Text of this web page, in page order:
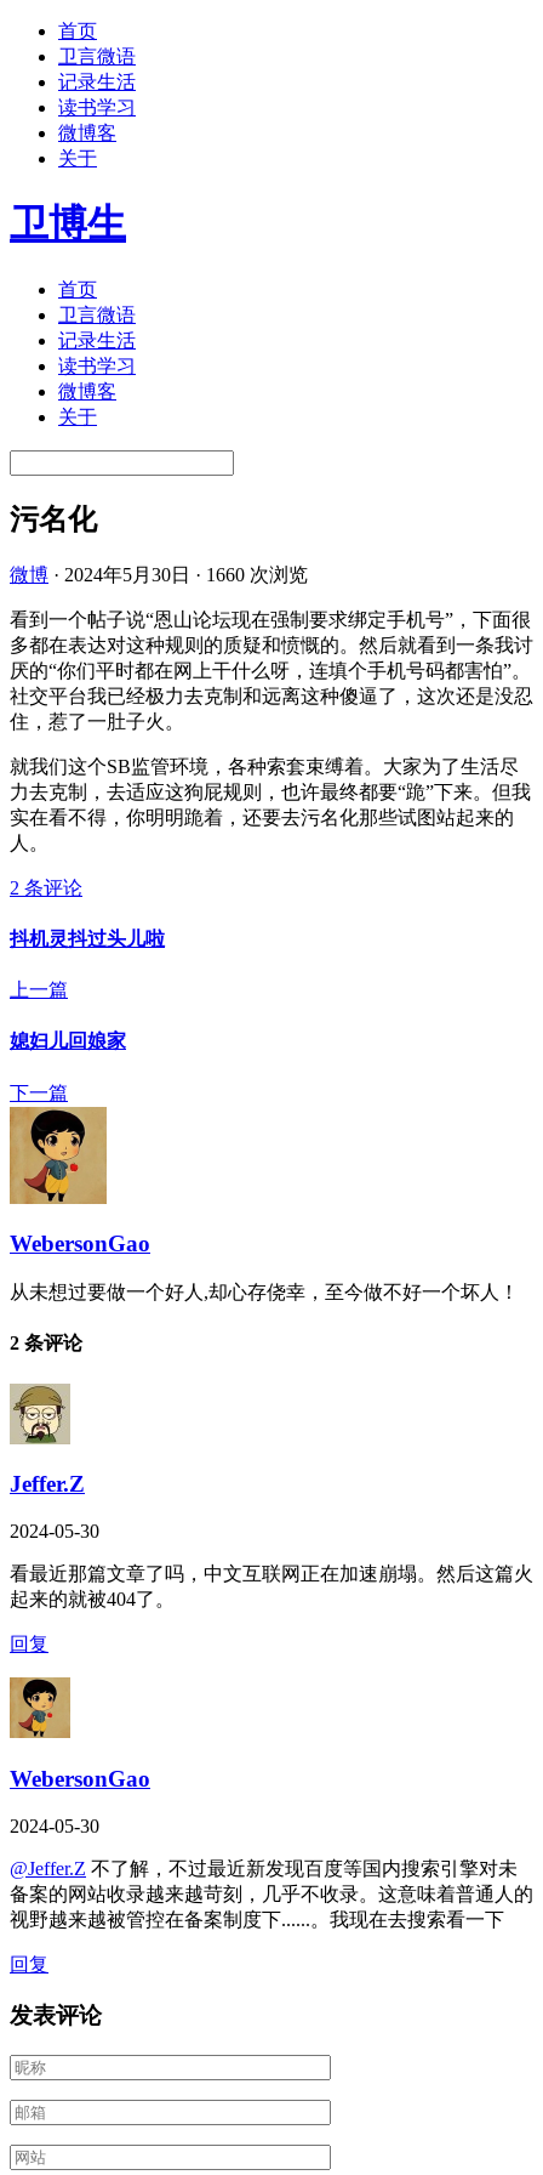
首页
卫言微语
记录生活
读书学习
微博客
关于
卫博生
首页
卫言微语
记录生活
读书学习
微博客
关于
污名化
微博 · 2024年5月30日 · 1660 次浏览
看到一个帖子说“恩山论坛现在强制要求绑定手机号”，下面很
多都在表达对这种规则的质疑和愤慨的。然后就看到一条我讨
厌的“你们平时都在网上干什么呀，连填个手机号码都害怕”。
社交平台我已经极力去克制和远离这种傻逼了，这次还是没忍
住，惹了一肚子火。
就我们这个SB监管环境，各种索套束缚着。大家为了生活尽
力去克制，去适应这狗屁规则，也许最终都要“跪”下来。但我
实在看不得，你明明跪着，还要去污名化那些试图站起来的
人。
2 条评论
抖机灵抖过头儿啦
上一篇
媳妇儿回娘家
下一篇
WebersonGao
从未想过要做一个好人,却心存侥幸，至今做不好一个坏人！
2 条评论
Jeffer.Z
2024-05-30
看最近那篇文章了吗，中文互联网正在加速崩塌。然后这篇火
起来的就被404了。
回复
WebersonGao
2024-05-30
@Jeffer.Z 不了解，不过最近新发现百度等国内搜索引擎对未
备案的网站收录越来越苛刻，几乎不收录。这意味着普通人的
视野越来越被管控在备案制度下......。我现在去搜索看一下
回复
发表评论